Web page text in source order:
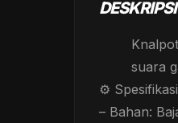
DESKRIPSI
suara
⚙️
– Bahan: